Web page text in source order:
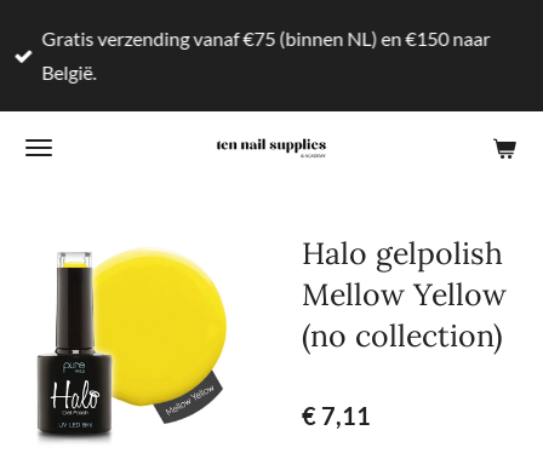
direct
hoofdinhoud
Gratis verzending vanaf €75 (binnen NL) en €150 naar
België.
Halo gelpolish
Mellow Yellow
(no collection)
€ 7,11